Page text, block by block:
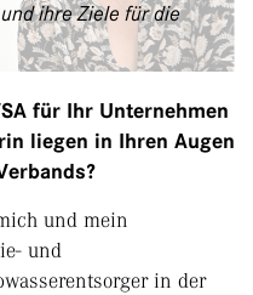
ihre Ziele für die
für Ihr Unternehmen
liegen in Ihren Augen
und mein
und
in der